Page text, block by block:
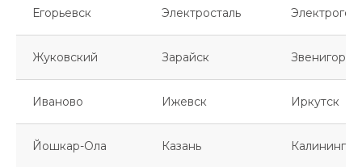
Егорьевск Электросталь
Жуковский Зарайск Звенигород
Иваново Ижевск Иркутск
Йошкар-Ола Казань